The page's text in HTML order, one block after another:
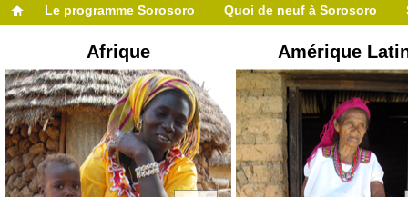
Le programme Sorosoro Quoi de neuf à Sorosoro
Afrique Amérique